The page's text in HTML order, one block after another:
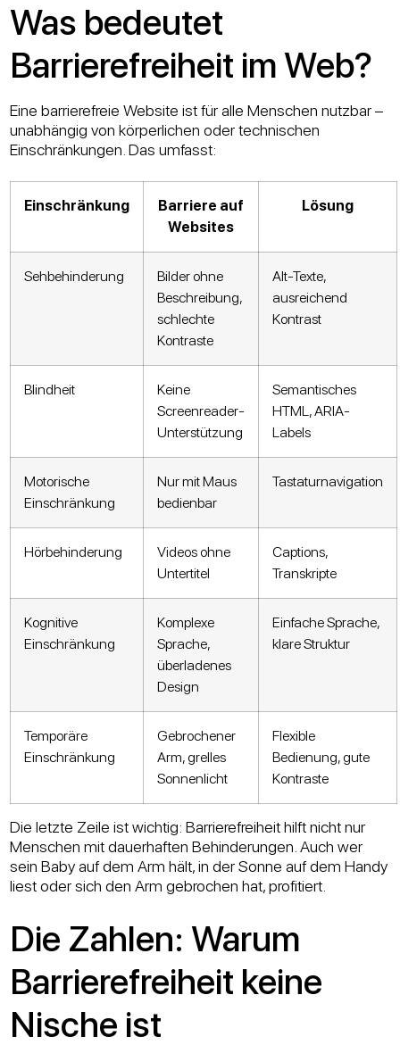
Was bedeutet
Barrierefreiheit im Web?
Eine barrierefreie Website ist für alle Menschen nutzbar –
unabhängig von körperlichen oder technischen
Einschränkungen. Das umfasst:
Einschränkung
Barriere auf
Websites
Lösung
Sehbehinderung
Bilder ohne
Beschreibung,
schlechte
Kontraste
Alt-Texte,
ausreichend
Kontrast
Blindheit
Keine
Screenreader-
Unterstützung
Semantisches
HTML, ARIA-
Labels
Motorische
Einschränkung
Nur mit Maus
bedienbar
Tastaturnavigation
Hörbehinderung
Videos ohne
Untertitel
Captions,
Transkripte
Kognitive
Einschränkung
Komplexe
Sprache,
überladenes
Design
Einfache Sprache,
klare Struktur
Temporäre
Einschränkung
Gebrochener
Arm, grelles
Sonnenlicht
Flexible
Bedienung, gute
Kontraste
Die letzte Zeile ist wichtig: Barrierefreiheit hilft nicht nur
Menschen mit dauerhaften Behinderungen. Auch wer
sein Baby auf dem Arm hält, in der Sonne auf dem Handy
liest oder sich den Arm gebrochen hat, profitiert.
Die Zahlen: Warum
Barrierefreiheit keine
Nische ist